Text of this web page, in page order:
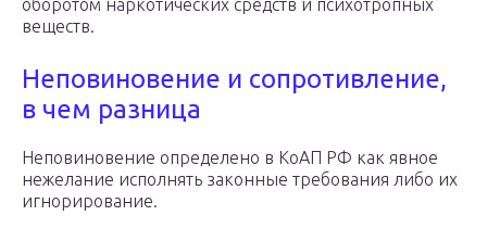
оборотом наркотических средств и психотропных
веществ.
Неповиновение и сопротивление,
в чем разница
Неповиновение определено в КоАП РФ как явное
нежелание исполнять законные требования либо их
игнорирование.